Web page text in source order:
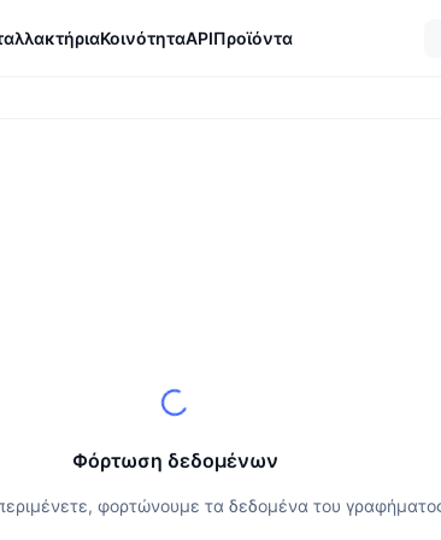
ΚοινότηταAPIΠροϊόντα
Φόρτωση δεδομένων
φορτώνουμε τα δεδομένα του